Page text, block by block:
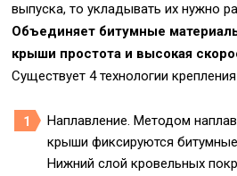
выпуска, то укладывать их нужно
Объединяет битумные
крыши простота и высокая
Существует 4 технологии
Наплавление. Методом
крыши фиксируются
Нижний слой кровельных